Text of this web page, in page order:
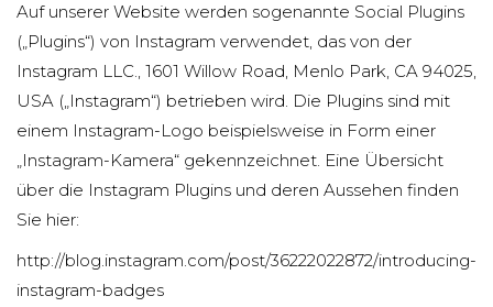
Auf unserer Website werden sogenannte Social Plugins
(„Plugins“) von Instagram verwendet, das von der
Instagram LLC., 1601 Willow Road, Menlo Park, CA 94025,
USA („Instagram“) betrieben wird. Die Plugins sind mit
einem Instagram-Logo beispielsweise in Form einer
„Instagram-Kamera“ gekennzeichnet. Eine Übersicht
über die Instagram Plugins und deren Aussehen finden
Sie hier:
http://blog.instagram.com/post/36222022872/introducing-
instagram-badges